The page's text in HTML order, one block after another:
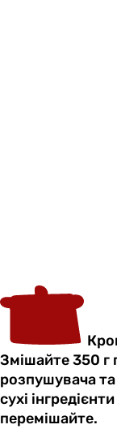
Змішайте 350 г
розпушувача
сухі
перемішайте.